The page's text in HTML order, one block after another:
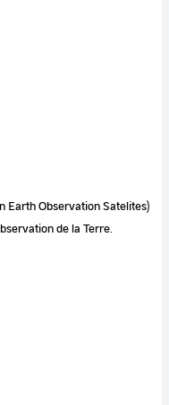
Earth Observation Satelites)
de la Terre.